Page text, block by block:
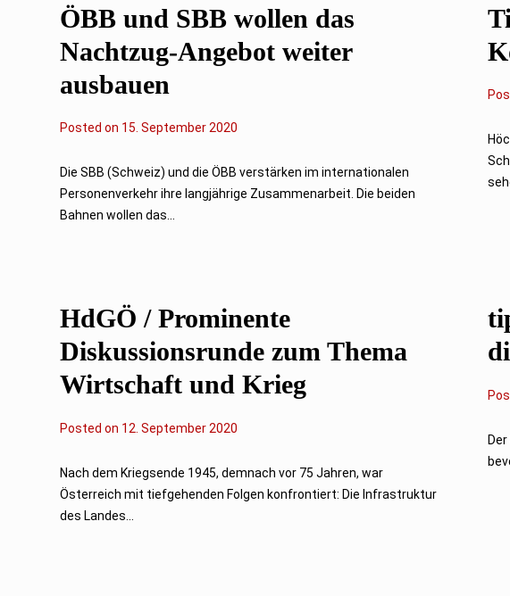
ÖBB und SBB wollen das
Nachtzug-Angebot weiter
ausbauen
Posted on 2
e
r
u
15. September 2020
Die SBB (Schweiz) und die ÖBB verstärken im internationalen
Personenverkehr ihre langjährige Zusammenarbeit. Die beiden
Bahnen wollen das...
HdGÖ / Prominente
Diskussionsrunde zum Thema
Wirtschaft und Krieg
Posted on 1
S
p
t
12. September 2020
Nach dem Kriegsende 1945, demnach vor 75 Jahren, war
Österreich mit tiefgehenden Folgen konfrontiert: Die Infrastruktur
des Landes...